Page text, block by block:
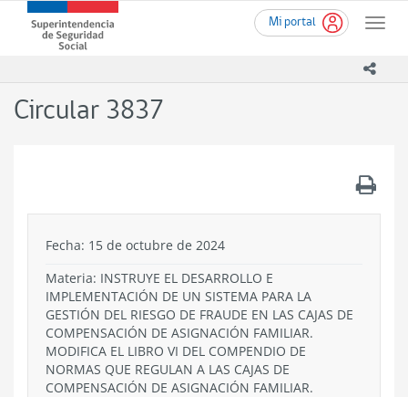
contenido
Mi portal
Toggle
Superintendencia
de
-
Circular 3837
Fecha: 15 de octubre de 2024
Materia: INSTRUYE EL DESARROLLO E
IMPLEMENTACIÓN DE UN SISTEMA PARA LA
GESTIÓN DEL RIESGO DE FRAUDE EN LAS CAJAS DE
COMPENSACIÓN DE ASIGNACIÓN FAMILIAR.
MODIFICA EL LIBRO VI DEL COMPENDIO DE
NORMAS QUE REGULAN A LAS CAJAS DE
COMPENSACIÓN DE ASIGNACIÓN FAMILIAR.